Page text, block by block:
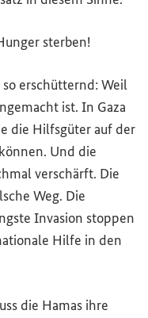
sterben!
so erschütternd: Weil
ist. In Gaza
die Hilfsgüter auf der
Und die
verschärft. Die
Weg. Die
Invasion stoppen
Hilfe in den
die Hamas ihre